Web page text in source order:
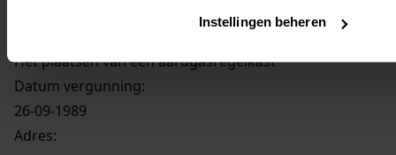
Instellingen beheren
Het plaatsen van een aardgasregelkast
Datum vergunning:
26-09-1989
Adres: